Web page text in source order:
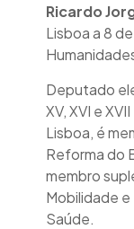
Ricardo
Lisboa a 8
Deputado
XV, XVI e
Lisboa, é
Reforma do
membro
Mobilidade
Saúde.